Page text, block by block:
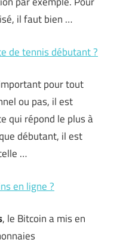
il faut bien …
de tennis débutant ?
pour tout
ou pas, il est
qui répond le plus à
débutant, il est
…
en ligne ?
, le Bitcoin a mis en